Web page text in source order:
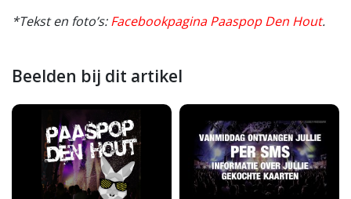
*Tekst en foto’s:Facebookpagina Paaspop Den Hout.
Beelden bij dit artikel